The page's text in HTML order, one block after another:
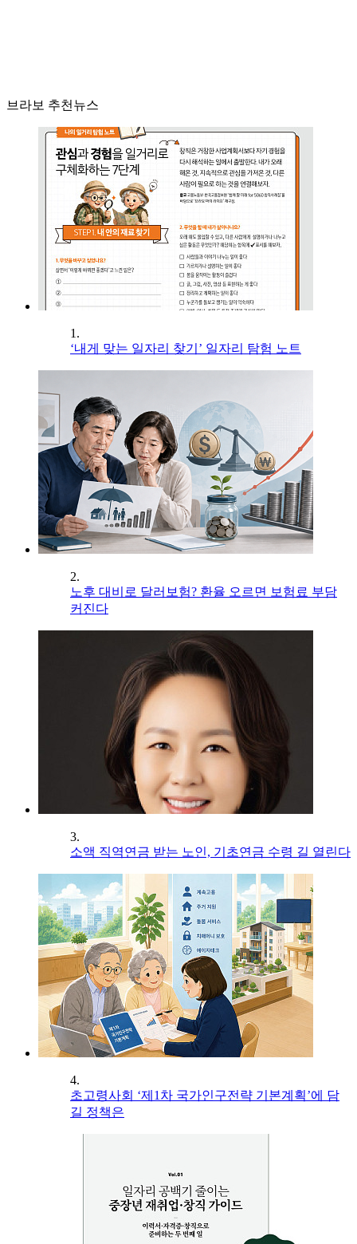
브라보 추천뉴스
1.
‘내게 맞는 일자리 찾기’ 일자리 탐험 노트
2.
노후 대비로 달러보험? 환율 오르면 보험료 부담
커진다
3.
소액 직역연금 받는 노인, 기초연금 수령 길 열린다
4.
초고령사회 ‘제1차 국가인구전략 기본계획’에 담
길 정책은